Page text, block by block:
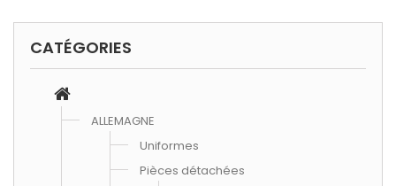
CATÉGORIES
ALLEMAGNE
Uniformes
Pièces détachées